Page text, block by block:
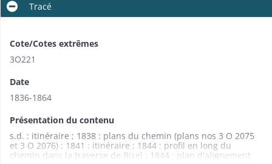
Tracé
Cote/Cotes extrêmes
3O221
Date
1836-1864
Présentation du contenu
s.d. : itinéraire ; 1838 : plans du chemin (plans nos 3 O 2075
et 3 O 2076) ; 1841 : itinéraire ; 1844 : profil en long du
chemin dans la traverse de Bisel ; 1844 : plan d'alignement